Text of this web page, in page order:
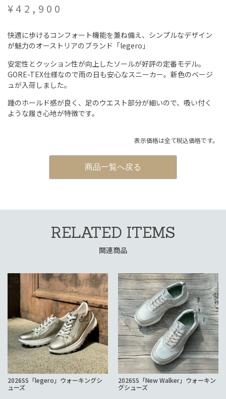
¥42,900
快適に歩けるコンフォート機能を兼ね備え、シンプルなデザイン
が魅力のオーストリアのブランド「legero」
安定性とクッション性が向上したソールが好評の定番モデル。
GORE-TEX仕様なので雨の日も安心なスニーカー。新色のベージ
ュが入荷しました。
踵のホールド感が良く、足のウエスト部分が細いので、吸い付く
ような履き心地が特徴です。
表示価格は全て税込価格です。
商品一覧へ戻る
RELATED ITEMS
関連商品
2026SS「legero」ウォーキングシ
ューズ
2026SS「New Walker」ウォーキン
グシューズ